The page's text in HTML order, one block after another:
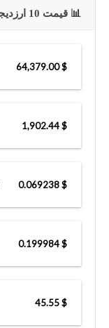
📊 قیمت 10 ارزدیجیتال برتر
$ 64,379.00
$ 1,902.44
$ 0.069238
$ 0.199984
$ 45.55